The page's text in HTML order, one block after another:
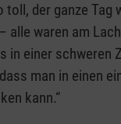
toll, der ganze Tag
alle waren am
in einer schweren
man in einen
kann.“